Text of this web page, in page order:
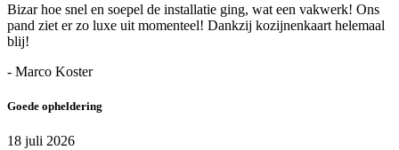
Bizar hoe snel en soepel de installatie ging, wat een vakwerk! Ons
pand ziet er zo luxe uit momenteel! Dankzij kozijnenkaart helemaal
blij!
- Marco Koster
Goede opheldering
18 juli 2026